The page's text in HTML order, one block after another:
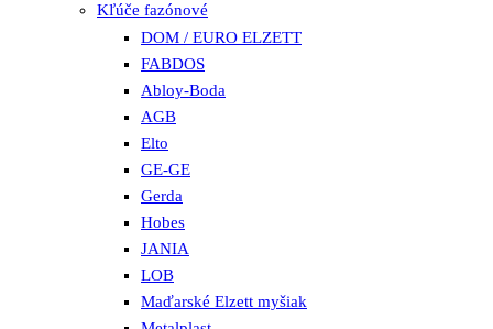
Kľúče fazónové
DOM / EURO ELZETT
FABDOS
Abloy-Boda
AGB
Elto
GE-GE
Gerda
Hobes
JANIA
LOB
Maďarské Elzett myšiak